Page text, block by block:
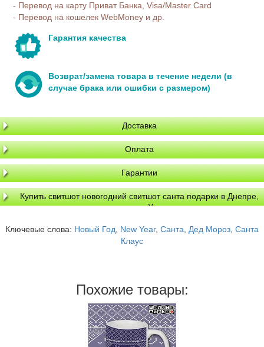
- Перевод на карту Приват Банка, Visa/Master Card
- Перевод на кошелек WebMoney и др.
Гарантия качества
Возврат/замена товара в течение недели (в
случае брака или ошибки с размером)
Доставка
Оплата
Гарантии
Купить свитшот новогодний свитшот санта подарки в Днепре,
доставка по Украине
Ключевые слова: Новый Год New Year, Санта Дед Мороз Санта
Клаус
Похожие товары: